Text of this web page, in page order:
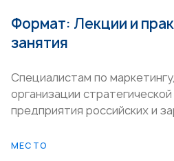
Формат: Лекции и
занятия
Специалистам по
организации
предприятия российских и
МЕСТО